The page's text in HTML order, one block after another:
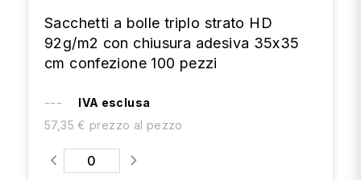
Sacchetti a bolle triplo strato HD
92g/m2 con chiusura adesiva 35x35
cm confezione 100 pezzi
---
IVA esclusa
57,35 € prezzo al pezzo